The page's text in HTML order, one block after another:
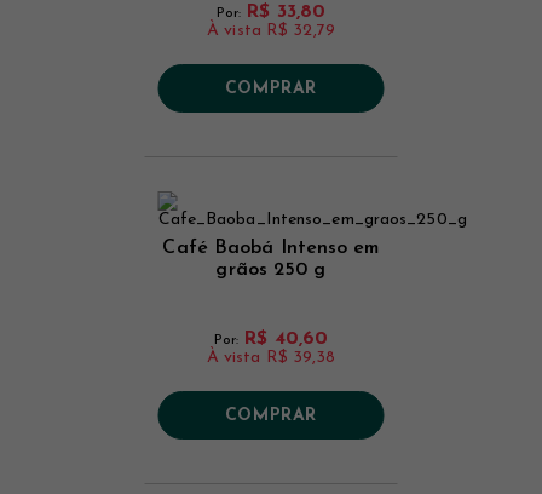
Por: R$ 33,80
À vista R$ 32,79
COMPRAR
Café Baobá Intenso em
grãos 250 g
Por: R$ 40,60
À vista R$ 39,38
COMPRAR